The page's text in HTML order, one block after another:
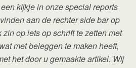
kijkje in onze special reports
aan de rechter side bar op
op iets op schrift te zetten met
met beleggen te maken heeft,
het door u gemaakte artikel. Wij